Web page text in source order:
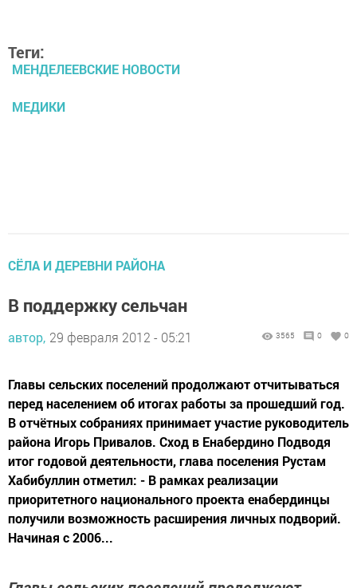
Теги:
МЕНДЕЛЕЕВСКИЕ НОВОСТИ
МЕДИКИ
СЁЛА И ДЕРЕВНИ РАЙОНА
В поддержку сельчан
автор, 29 февраля 2012 - 05:21 3565 0 0
Главы сельских поселений продолжают отчитываться
перед населением об итогах работы за прошедший год.
В отчётных собраниях принимает участие руководитель
района Игорь Привалов. Сход в Енабердино Подводя
итог годовой деятельности, глава поселения Рустам
Хабибуллин отметил: - В рамках реализации
приоритетного национального проекта енабердинцы
получили возможность расширения личных подворий.
Начиная с 2006...